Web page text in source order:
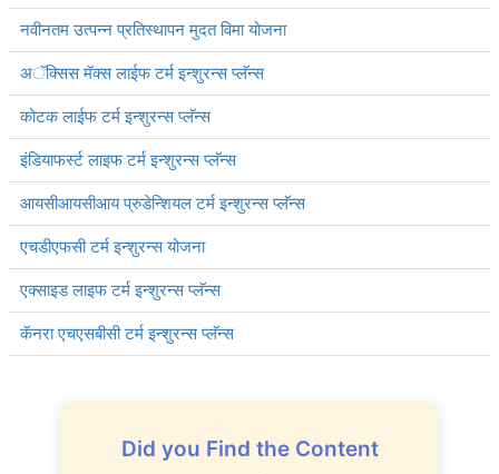
नवीनतम उत्पन्न प्रतिस्थापन मुदत विमा योजना
अॅक्सिस मॅक्स लाईफ टर्म इन्शुरन्स प्लॅन्स
कोटक लाईफ टर्म इन्शुरन्स प्लॅन्स
इंडियाफर्स्ट लाइफ टर्म इन्शुरन्स प्लॅन्स
आयसीआयसीआय प्रुडेन्शियल टर्म इन्शुरन्स प्लॅन्स
एचडीएफसी टर्म इन्शुरन्स योजना
एक्साइड लाइफ टर्म इन्शुरन्स प्लॅन्स
कॅनरा एचएसबीसी टर्म इन्शुरन्स प्लॅन्स
Did you Find the Content